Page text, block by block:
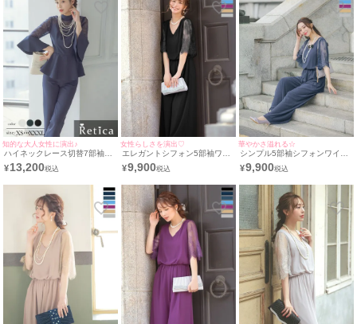
知的な大人女性に演出♪
ハイネックレース切替7部袖ペ
プラムトップスクロップドパン
ツ結婚式パーティードレス
¥13,200
女性らしさを演出♡
エレガントシフォン5部袖ワイ
ドパンツフラワー結婚式パーテ
ィードレス [Retica/レティカ]
¥9,900
華やかさ溢れる☆
シンプル5部袖シフォンワイド
パンツ結婚式パーティードレス
[Retica/レティカ]
¥9,900